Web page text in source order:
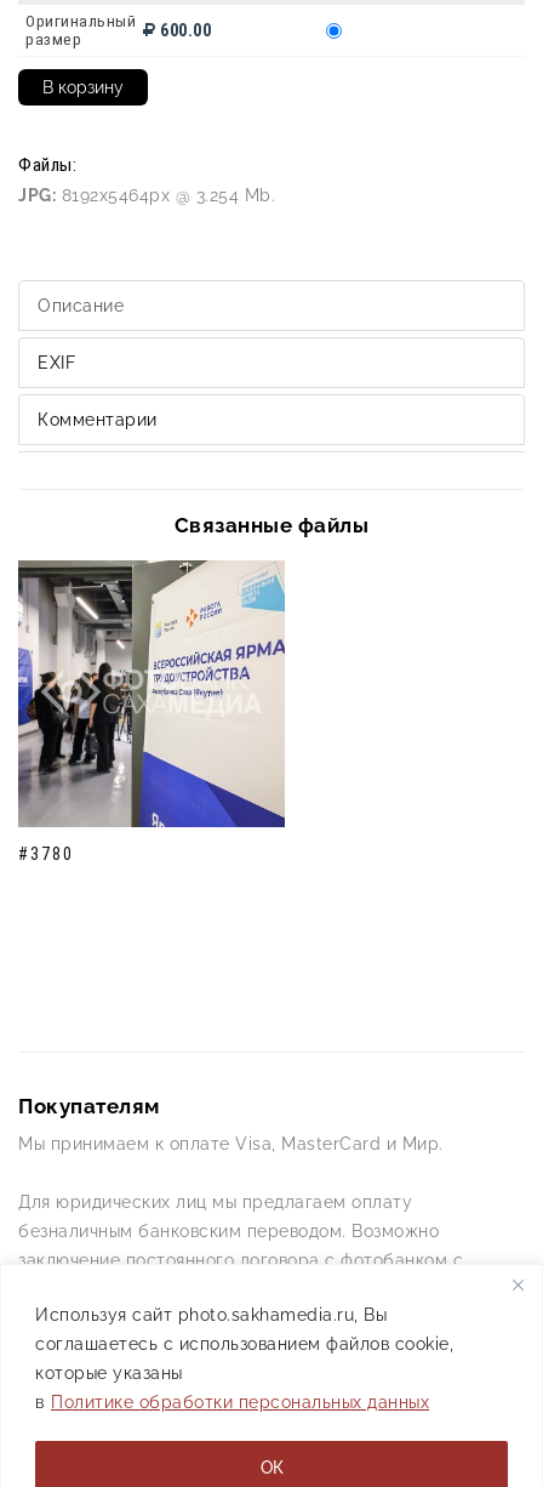
Используя сайт photo.sakhamedia.ru, Вы
соглашаетесь с использованием файлов cookie,
которые указаны
в Политике обработки персональных данных
ОК
Оригинальный
размер
600.00
Файлы:
JPG: 8192x5464px @ 3.254 Mb.
Описание
EXIF
Комментарии
Связанные файлы
#3780
Покупателям
Мы принимаем к оплате Visa, MasterCard и Мир.
Для юридических лиц мы предлагаем оплату
безналичным банковским переводом. Возможно
заключение постоянного договора с фотобанком с
Позвоните нам по телефону +7(4112) 42-09-42 — и мы
ответим на все ваши вопросы